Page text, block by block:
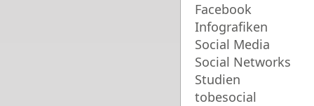
Facebook
Infografiken
Social Media
Social Networks
Studien
tobesocial